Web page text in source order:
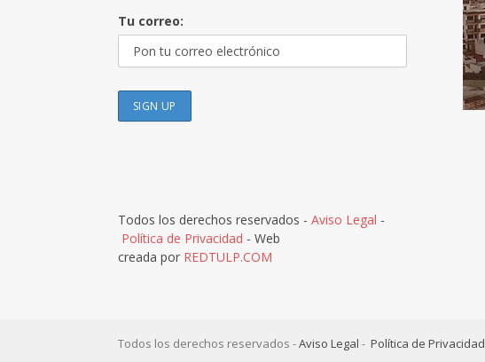
Tu correo:
Todos los derechos reservados - Aviso Legal -
Política de Privacidad - Web
creada por REDTULP.COM
Todos los derechos reservados -Aviso Legal - Política de Privacidad